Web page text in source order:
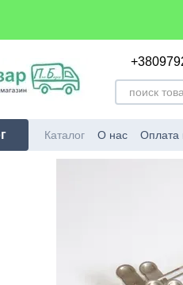
Каталог О нас Оплата